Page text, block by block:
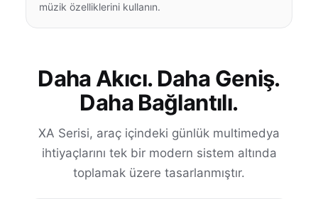
müzik özelliklerini kullanın.
Daha Akıcı. Daha Geniş.
Daha Bağlantılı.
XA Serisi, araç içindeki günlük multimedya
ihtiyaçlarını tek bir modern sistem altında
toplamak üzere tasarlanmıştır.